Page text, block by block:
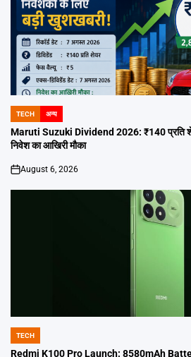
POSTED
IN
TECH अन्य
Maruti Suzuki Dividend 2026: ₹140 प्रति
निवेश का आखिरी मौका
on
August 6, 2026
POSTED
IN
TECH
Redmi K100 Pro Launch: 8580mAh